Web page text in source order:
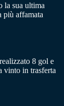
la sua ultima
più affamata
8 gol e
vinto in trasferta